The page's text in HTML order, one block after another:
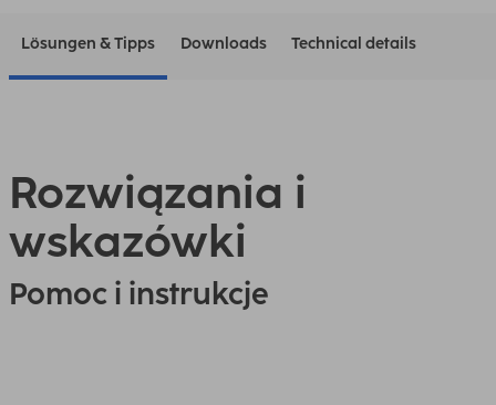
Lösungen & Tipps Downloads Technical details
Rozwiązania i
wskazówki
Pomoc i instrukcje